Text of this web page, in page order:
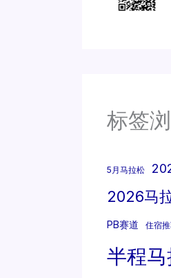
标签
5月马拉松
2026马
PB赛道 住宿
半程